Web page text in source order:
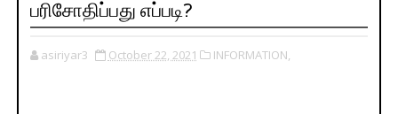
பரிசோதிப்பது எப்படி?
asiriyar3 October 22, 2021 INFORMATION,